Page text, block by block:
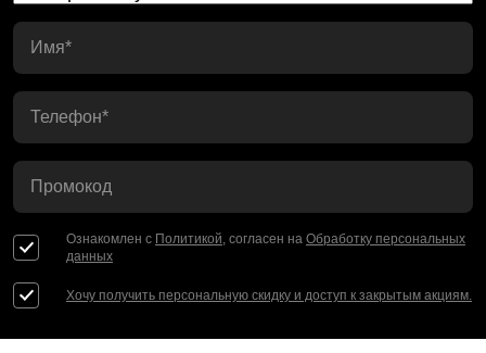
Имя*
Телефон*
Промокод
Ознакомлен с Политикой, согласен на Обработку персональных
данных
Хочу получить персональную скидку и доступ к закрытым акциям.